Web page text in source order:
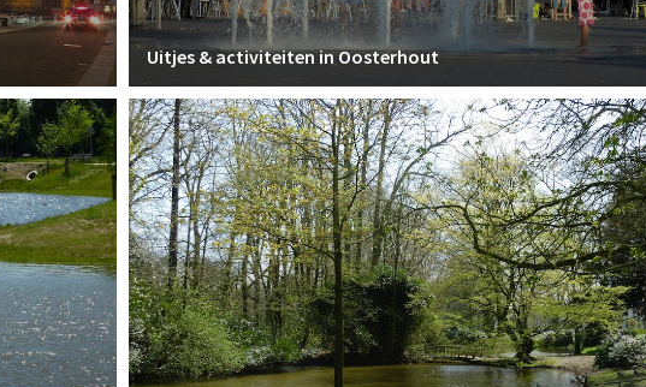
Uitjes & activiteiten in Oosterhout